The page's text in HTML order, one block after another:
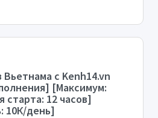
с Kenh14.vn
[Максимум:
12 часов]
10К/день]